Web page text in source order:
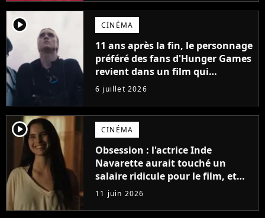
player2 CINÉMA
11 ans après la fin, le personnage
préféré des fans d'Hunger Games
revient dans un film qui
dévoilera tous ses secrets
6 juillet 2026
player2 CINÉMA
Obsession : l'actrice Inde
Navarette aurait touché un
salaire ridicule pour le film, et
c'est problématique
11 juin 2026